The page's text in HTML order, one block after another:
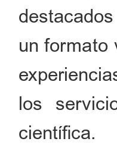
un formato
los
científica.